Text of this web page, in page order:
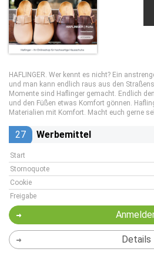
HAFLINGER. Wer kennt es nicht? Ein
und man kann endlich raus aus den
Momente sind Haflinger gemacht. Endlich
und den Füßen etwas Komfort gönnen.
Materialien mit Komfort. Macht euch gerne
27 Werbemittel
Start
Stornoquote
Cookie
Freigabe
Details